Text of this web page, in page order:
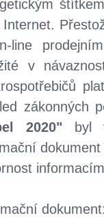
Internet.
line
v
zákonných
2020"
byl